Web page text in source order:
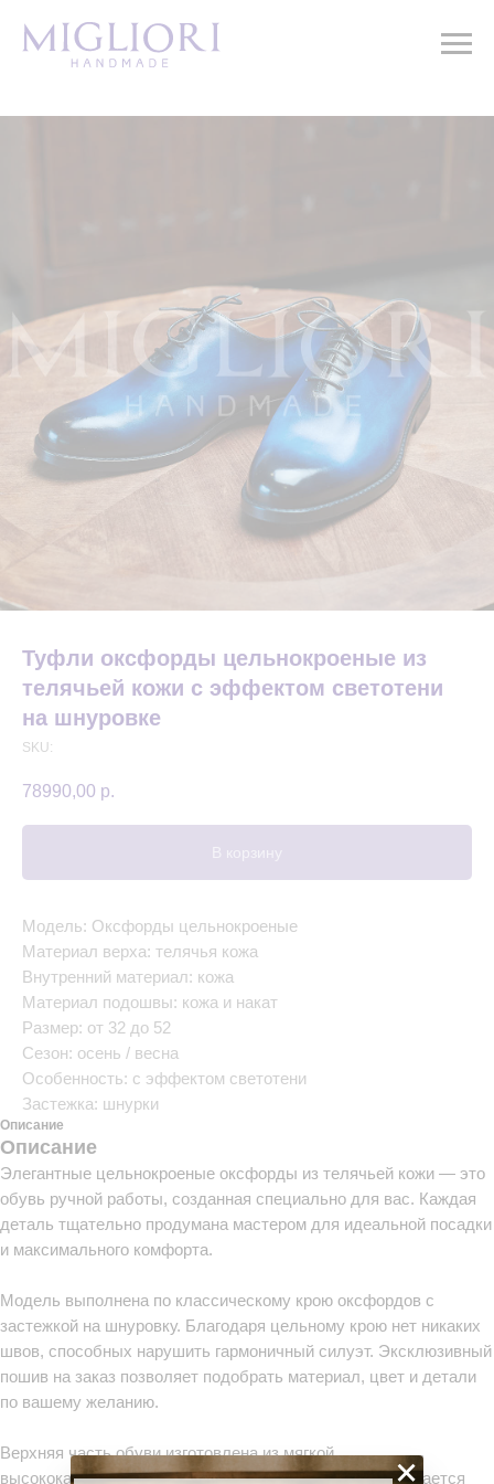
Туфли оксфорды цельнокроеные из
телячьей кожи с эффектом светотени
на шнуровке
SKU:
78990,00 р.
В корзину
Модель: Оксфорды цельнокроеные
Материал верха: телячья кожа
Внутренний материал: кожа
Материал подошвы: кожа и накат
Размер: от 32 до 52
Сезон: осень / весна
Особенность: с эффектом светотени
Застежка: шнурки
Описание
Описание
Элегантные цельнокроеные оксфорды из телячьей кожи — это
обувь ручной работы, созданная специально для вас. Каждая
деталь тщательно продумана мастером для идеальной посадки
и максимального комфорта.
Модель выполнена по классическому крою оксфордов с
застежкой на шнуровку. Благодаря цельному крою нет никаких
швов, способных нарушить гармоничный силуэт. Эксклюзивный
пошив на заказ позволяет подобрать материал, цвет и детали
по вашему желанию.
Верхняя часть обуви изготовлена из мягкой
высококачественной телячьей кожи. Она отлично поддается
×